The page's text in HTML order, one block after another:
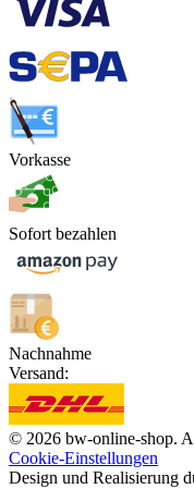
Vorkasse
Sofort bezahlen
Nachnahme
Versand:
© 2026 bw-online-shop.
Cookie-Einstellungen
Design und Realisierung